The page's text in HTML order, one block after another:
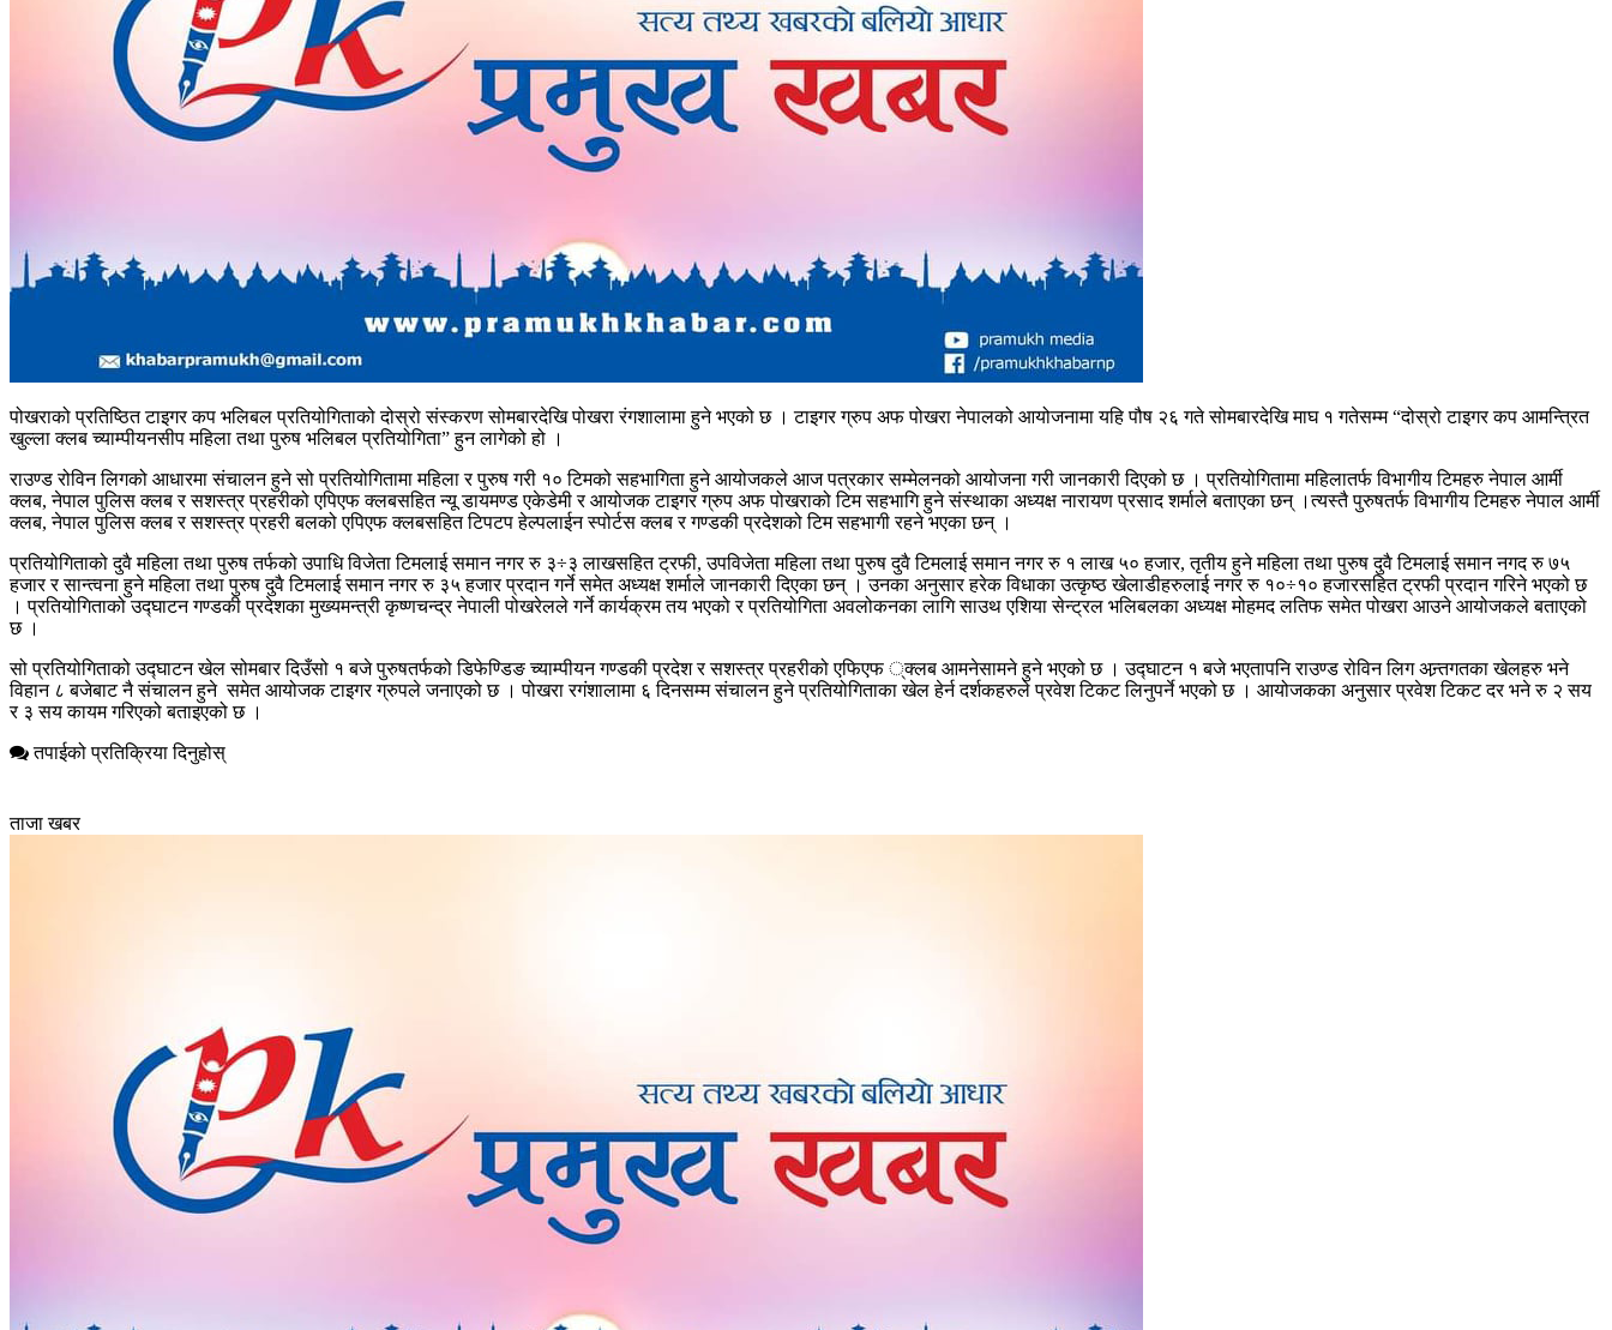
पोखराको प्रतिष्ठित टाइगर कप भलिबल प्रतियोगिताको दोस्रो संस्करण सोमबारदेखि पोखरा रंगशालामा हुने भएको छ । टाइगर ग्रुप अफ पोखरा नेपालको आयोजनामा यहि पौष २६ गते सोमबारदेखि माघ १ गतेसम्म “दोस्रो टाइगर कप आमन्त्रित
खुल्ला क्लब च्याम्पीयनसीप महिला तथा पुरुष भलिबल प्रतियोगिता” हुन लागेको हो ।
राउण्ड रोविन लिगको आधारमा संचालन हुने सो प्रतियोगितामा महिला र पुरुष गरी १० टिमको सहभागिता हुने आयोजकले आज पत्रकार सम्मेलनको आयोजना गरी जानकारी दिएको छ । प्रतियोगितामा महिलातर्फ विभागीय टिमहरु नेपाल आर्मी
क्लब, नेपाल पुलिस क्लब र सशस्त्र प्रहरीको एपिएफ क्लबसहित न्यू डायमण्ड एकेडेमी र आयोजक टाइगर ग्रुप अफ पोखराको टिम सहभागि हुने संस्थाका अध्यक्ष नारायण प्रसाद शर्माले बताएका छन् ।त्यस्तै पुरुषतर्फ विभागीय टिमहरु नेपाल आर्मी
क्लब, नेपाल पुलिस क्लब र सशस्त्र प्रहरी बलको एपिएफ क्लबसहित टिपटप हेल्पलाईन स्पोर्टस क्लब र गण्डकी प्रदेशको टिम सहभागी रहने भएका छन् ।
प्रतियोगिताको दुवै महिला तथा पुरुष तर्फको उपाधि विजेता टिमलाई समान नगर रु ३÷३ लाखसहित ट्रफी, उपविजेता महिला तथा पुरुष दुवै टिमलाई समान नगर रु १ लाख ५० हजार, तृतीय हुने महिला तथा पुरुष दुवै टिमलाई समान नगद रु ७५
हजार र सान्त्वना हुने महिला तथा पुरुष दुवै टिमलाई समान नगर रु ३५ हजार प्रदान गर्ने समेत अध्यक्ष शर्माले जानकारी दिएका छन् । उनका अनुसार हरेक विधाका उत्कृष्ठ खेलाडीहरुलाई नगर रु १०÷१० हजारसहित ट्रफी प्रदान गरिने भएको छ
। प्रतियोगिताको उद्घाटन गण्डकी प्रदेशका मुख्यमन्त्री कृष्णचन्द्र नेपाली पोखरेलले गर्ने कार्यक्रम तय भएको र प्रतियोगिता अवलोकनका लागि साउथ एशिया सेन्ट्रल भलिबलका अध्यक्ष मोहमद लतिफ समेत पोखरा आउने आयोजकले बताएको
छ ।
सो प्रतियोगिताको उद्घाटन खेल सोमबार दिउँसो १ बजे पुरुषतर्फको डिफेण्डिङ च्याम्पीयन गण्डकी प्रदेश र सशस्त्र प्रहरीको एफिएफ ्क्लब आमनेसामने हुने भएको छ । उद्घाटन १ बजे भएतापनि राउण्ड रोविन लिग अन्र्तगतका खेलहरु भने
विहान ८ बजेबाट नै संचालन हुने समेत आयोजक टाइगर ग्रुपले जनाएको छ । पोखरा रगंशालामा ६ दिनसम्म संचालन हुने प्रतियोगिताका खेल हेर्न दर्शकहरुले प्रवेश टिकट लिनुपर्ने भएको छ । आयोजकका अनुसार प्रवेश टिकट दर भने रु २ सय
र ३ सय कायम गरिएको बताइएको छ ।
तपाईको प्रतिक्रिया दिनुहोस्
ताजा खबर